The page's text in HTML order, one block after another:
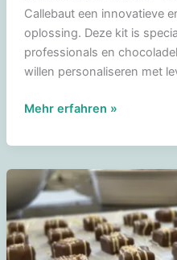
Callebaut een innovatieve
oplossing. Deze kit is
professionals en
willen personaliseren met
Kleurrijke
Mehr erfahren »